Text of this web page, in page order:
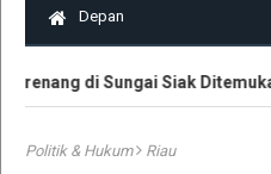
Depan
di Sungai Siak Ditemukan
Politik & Hukum Riau